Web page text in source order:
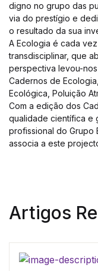
digno no grupo das
via do prestígio e
o resultado da sua
A Ecologia é cada
transdisciplinar, que
perspectiva levou-
Cadernos de
Ecológica, Poluição
Com a edição dos
qualidade científica e
profissional do Grupo
associa a este
Artigos